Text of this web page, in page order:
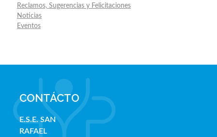
Reclamos, Sugerencias y Felicitaciones
Noticias
Eventos
CONTÁCTO
E.S.E. SAN
RAFAEL